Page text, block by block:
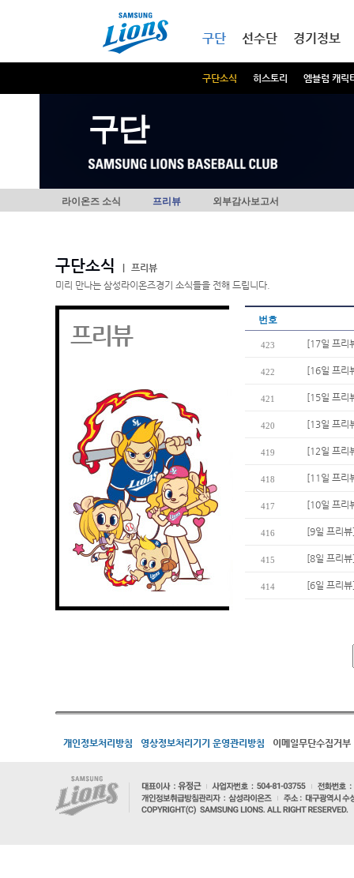
구단
구단소식 히스토리 엠블럼 캐릭
선수단 경기정보
구단
라이온즈 소식 프리뷰 외부감사보고서
구단소식
프리뷰
미리 만나는 삼성라이온즈경기 소식들을 전해 드립니다.
프리뷰
번호
423 [17일 프리
422 [16일 프리
421 [15일 프리
420 [13일 프리
419 [12일 프리
418 [11일 프리
417 [10일 프리
416 [9일 프리
415 [8일 프리
414 [6일 프리
개인정보처리방침 영상정보처리기기 운영관리방침 이메일무단수집거부